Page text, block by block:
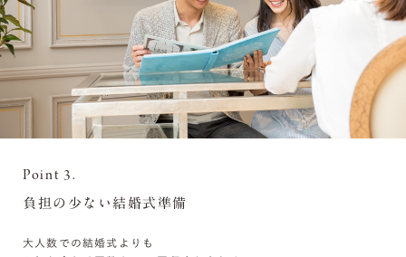
Point 3.
負担の少ない結婚式準備
大人数での結婚式よりも